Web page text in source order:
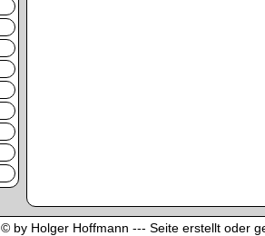
© by Holger Hoffmann --- Seite erstellt oder